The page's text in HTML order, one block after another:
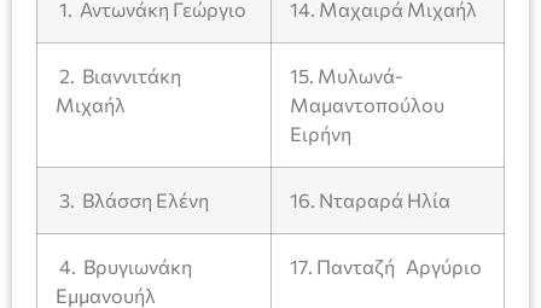
1. Αντωνάκη Γεώργιο 14. Μαχαιρά Μιχαήλ
2. Βιαννιτάκη
Μιχαήλ
15. Μυλωνά-
Μαμαντοπούλου
Ειρήνη
3. Βλάσση Ελένη 16. Νταραρά Ηλία
4. Βρυγιωνάκη
Εμμανουήλ
17. Πανταζή Αργύριο